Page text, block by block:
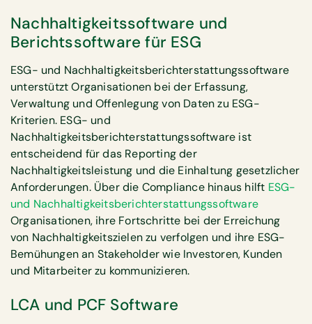
Nachhaltigkeitssoftware und
Berichtssoftware für ESG
ESG- und Nachhaltigkeitsberichterstattungssoftware
unterstützt Organisationen bei der Erfassung,
Verwaltung und Offenlegung von Daten zu ESG-
Kriterien. ESG- und
Nachhaltigkeitsberichterstattungssoftware ist
entscheidend für das Reporting der
Nachhaltigkeitsleistung und die Einhaltung gesetzlicher
Anforderungen. Über die Compliance hinaus hilft ESG-
und Nachhaltigkeitsberichterstattungssoftware
Organisationen, ihre Fortschritte bei der Erreichung
von Nachhaltigkeitszielen zu verfolgen und ihre ESG-
Bemühungen an Stakeholder wie Investoren, Kunden
und Mitarbeiter zu kommunizieren.
LCA und PCF Software